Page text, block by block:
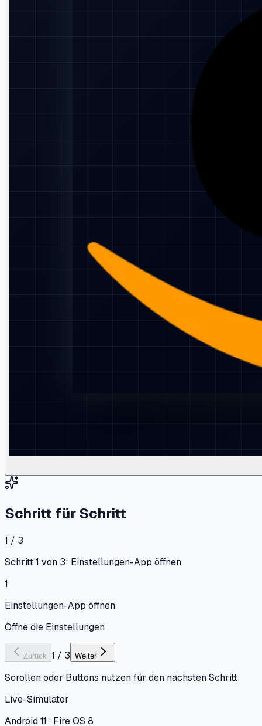
Schritt für Schritt
1 / 3
Schritt 1 von 3: Einstellungen-App öffnen
1
Einstellungen-App öffnen
Öffne die Einstellungen
Zurück 1 / 3 Weiter
Scrollen oder Buttons nutzen für den nächsten Schritt
Live-Simulator
Android 11 · Fire OS 8